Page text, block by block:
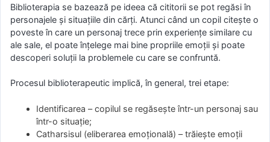
Biblioterapia se bazează pe ideea că cititorii se pot regăsi în
personajele și situațiile din cărți. Atunci când un copil citește o
poveste în care un personaj trece prin experiențe similare cu
ale sale, el poate înțelege mai bine propriile emoții și poate
descoperi soluții la problemele cu care se confruntă.
Procesul biblioterapeutic implică, în general, trei etape:
Identificarea – copilul se regăsește într-un personaj sau
într-o situație;
Catharsisul (eliberarea emoțională) – trăiește emoții